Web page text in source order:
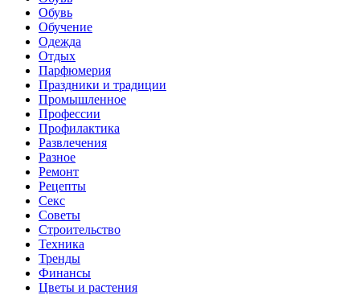
Обувь
Обучение
Одежда
Отдых
Парфюмерия
Праздники и традиции
Промышленное
Профессии
Профилактика
Развлечения
Разное
Ремонт
Рецепты
Секс
Советы
Строительство
Техника
Тренды
Финансы
Цветы и растения